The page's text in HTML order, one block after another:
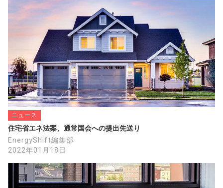
ニュース
住宅省エネ法案、通常国会への提出先送り
EnergyShift編集部
2022年01月18日